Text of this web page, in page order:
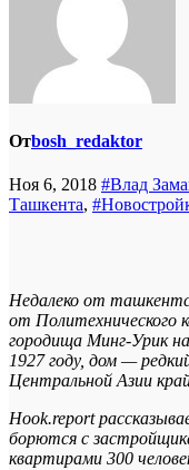
Отbosh_redaktor
Ноя 6, 2018 #Влад
Ташкента,
Недалеко от
от Политехнического
городища Минг-Урик
1927 году, дом —
Центральной Азии
Hook.report
борются с
квартирами 300